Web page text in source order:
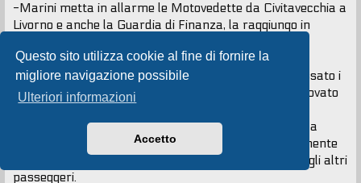
Questo sito utilizza cookie al fine di fornire la
migliore navigazione possibile
Ulteriori informazioni
Accetto
-Marini metta in allarme le Motovedette da Civitavecchia a
Livorno e anche la Guardia di Finanza, la raggiungo in
Felipe e MariSol erano scesi in cabina e avevano indssato i
giubbotti salvagente e aiutati da Louise ne avevano trovato
Anche Louise lo aveva indossato, e aiutò la famigliola a
scendere sul ponte scialuppe, li salutò, baciò teneramente
Carmen e ritornò al suo piano di servizio per aiutare gli altri
passeggeri.